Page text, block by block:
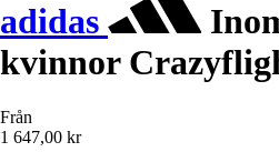
adidas
kvinnor
Från
1 647,00 kr